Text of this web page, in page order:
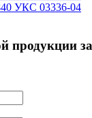
УКС 03336-04
продукции